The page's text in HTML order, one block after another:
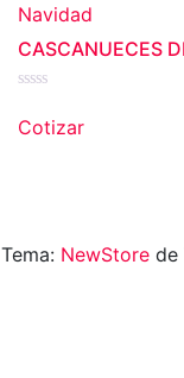
Navidad
CASCANUECES
en
0
Cotizar
Tema: NewStorede